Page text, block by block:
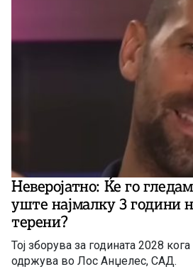
Неверојатно: Ќе го
уште најмалку 3 години
терени?
Тој зборува за годината 2028
одржува во Лос Анџелес, САД.